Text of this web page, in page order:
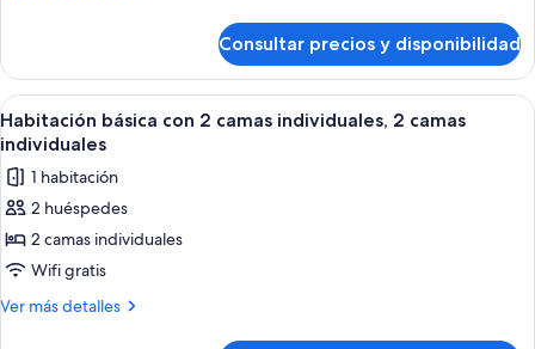
de
matrimonio
básica,
cama
de
Consultar precios y disponibilidad
Abrir
todas
las
fotos
de
Habitación
básica
con
Habitación de hotel con dos camas,
4
Habitación básica con 2 camas individuales, 2 camas
individuales
1 habitación
2 huéspedes
2 camas individuales
Wifi gratis
Ver más detalles
Más